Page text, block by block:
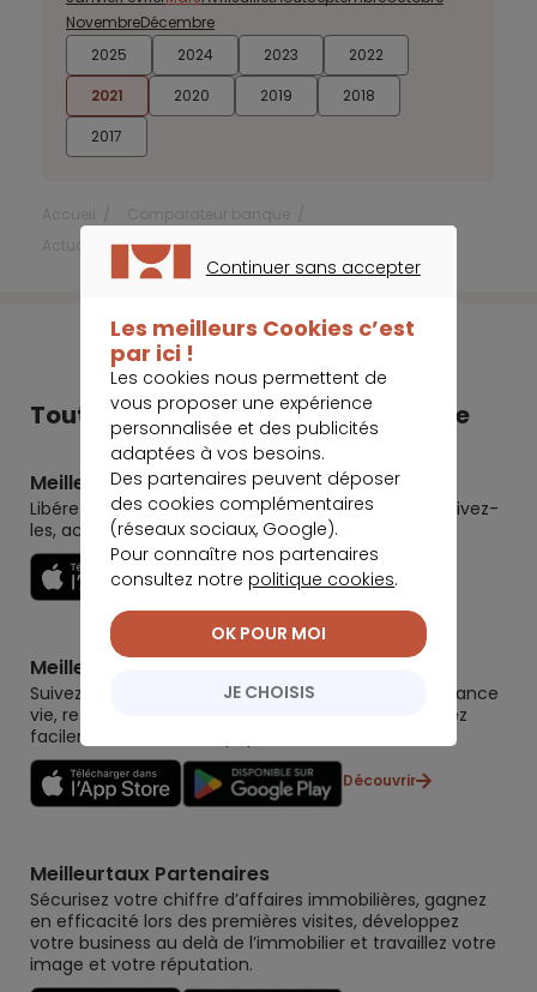
2025 2024 2023
2022
2021
2020 2019
2018
2017
NovembreDécembre
Actualités Comparateur Banque
Tout Meilleurtaux dans votre poche
Meilleurtaux
Libérez le potentiel de vos projets : préparez-les, suivez-
les, accomplissez-les.
Découvrir
Meilleurtaux Placement
Suivez la performance de tous vos contrats (assurance
vie, retraite, immobilier, défiscalisation) et re-versez
facilement. Garantie 0 paperasse.
Découvrir
Meilleurtaux Partenaires
Sécurisez votre chiffre d’affaires immobilières, gagnez
en efficacité lors des premières visites, développez
votre business au delà de l’immobilier et travaillez votre
image et votre réputation.
Continuer sans accepter
Les meilleurs Cookies c’est
par ici !
Les cookies nous permettent de
vous proposer une expérience
personnalisée et des publicités
adaptées à vos besoins.
Des partenaires peuvent déposer
des cookies complémentaires
(réseaux sociaux, Google).
Pour connaître nos partenaires
consultez notre politique cookies.
JE CHOISIS
OK POUR MOI